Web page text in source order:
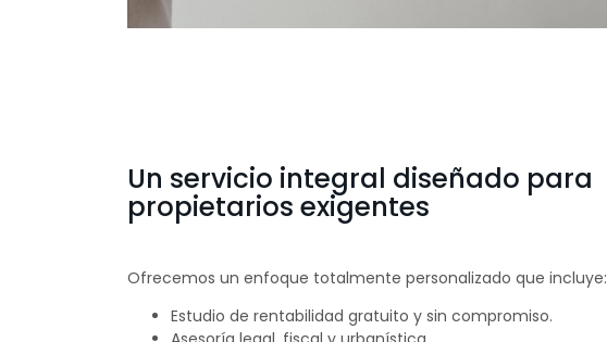
Un servicio integral diseñado para
propietarios exigentes
Ofrecemos un enfoque totalmente personalizado que incluye:
Estudio de rentabilidad gratuito y sin compromiso.